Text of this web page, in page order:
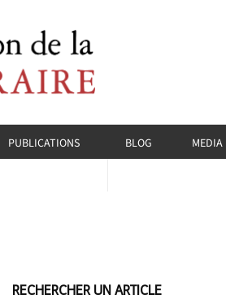
PUBLICATIONS BLOG MEDIA
RECHERCHER UN ARTICLE